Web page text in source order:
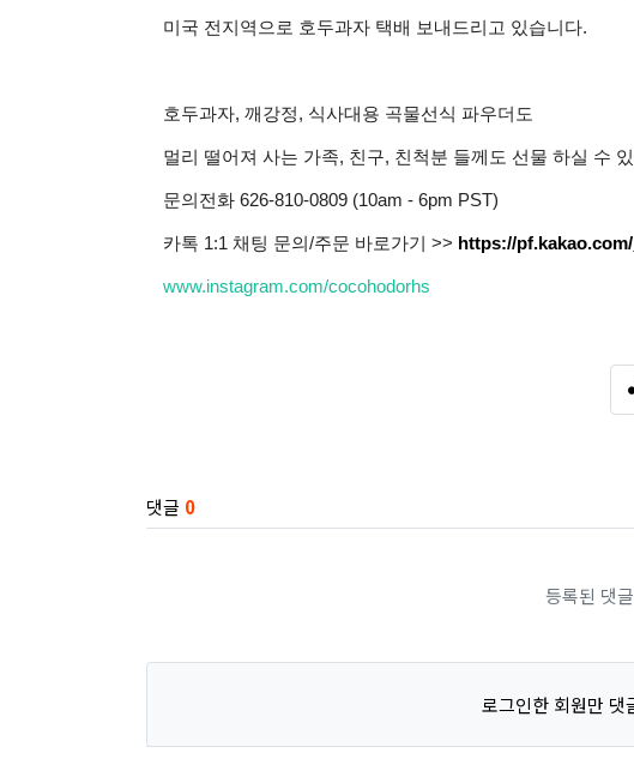
미국 전지역으로 호두과자 택배 보내드리고 있습니다.
호두과자, 깨강정, 식사대용 곡물선식 파우더도
멀리 떨어져 사는 가족, 친구, 친척분 들께도 선물 하실 수
문의전화 626-810-0809 (10am - 6pm PST)
카톡 1:1 채팅 문의/주문 바로가기 >> https://
www.instagram.com/cocohodorhs
댓글 0
등록된 댓
로그인한 회원만 댓